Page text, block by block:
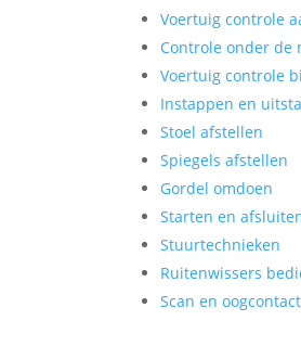
Voertuig controle
Controle onder de
Voertuig controle
Instappen en
Stoel afstellen
Spiegels afstellen
Gordel omdoen
Starten en
Stuurtechnieken
Ruitenwissers
Scan en